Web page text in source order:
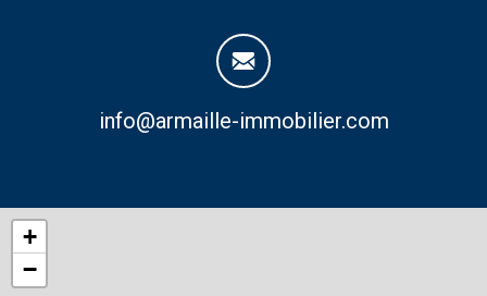
info@armaille-immobilier.com
+
−